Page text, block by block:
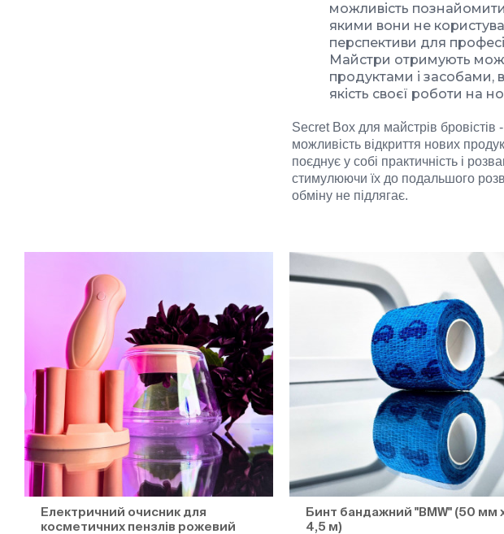
можливість
якими вони не
перспективи для
Майстри отримують
продуктами і засобами,
якість своєї роботи на
Secret Box для майстрів бровістів
можливість відкриття нових
поєднує у собі практичність і
стимулюючи їх до подальшого
обміну не підлягає.
Електричний очисник для
косметичних пензлів рожевий
Бинт бандажний "BMW" (50 мм
4,5 м)